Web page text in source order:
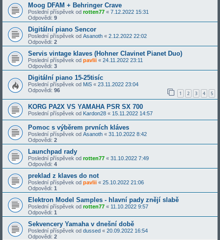
Moog DFAM + Behringer Crave
Poslední příspěvek od rotten77 « 7.12.2022 15:31
Odpovědi: 9
Digitální piano Sencor
Poslední příspěvek od Asanoth « 2.12.2022 22:02
Odpovědi: 2
Servis vintage klaves (Hohner Clavinet Pianet Duo)
Poslední příspěvek od pavlii « 24.11.2022 23:11
Odpovědi: 3
Digitální piano 15-25tisíc
Poslední příspěvek od MiS « 23.11.2022 23:04
Odpovědi: 96 1 2 3 4 5
KORG PA2X VS YAMAHA PSR SX 700
Poslední příspěvek od Kardon28 « 15.11.2022 14:57
Pomoc s výběrem prvních kláves
Poslední příspěvek od Asanoth « 31.10.2022 8:42
Odpovědi: 2
Launchpad rady
Poslední příspěvek od rotten77 « 31.10.2022 7:49
Odpovědi: 4
preklad z klaves do not
Poslední příspěvek od pavlii « 25.10.2022 21:06
Odpovědi: 1
Elektron Model Samples - hlavní pady znějí slabě
Poslední příspěvek od rotten77 « 11.10.2022 9:57
Odpovědi: 1
Sekvencery Yamaha v dnešní době
Poslední příspěvek od dussed « 20.09.2022 16:54
Odpovědi: 2